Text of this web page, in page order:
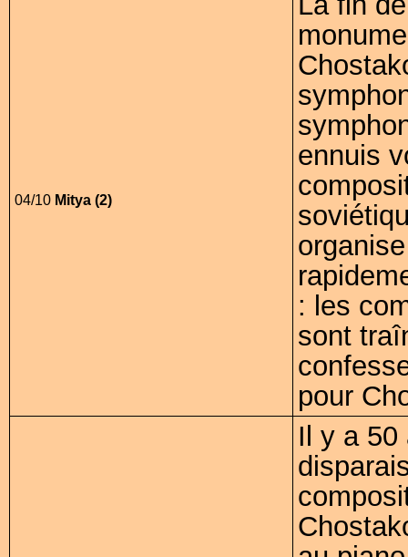
04/10 Mitya (2)
ennuis
: les
sont
pour
Il y a 50